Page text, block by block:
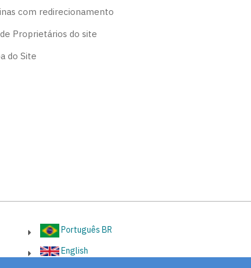
com redirecionamento
Proprietários do site
do Site
Português BR
English